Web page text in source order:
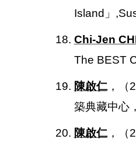
Island」
18. Chi-Jen
The BEST
19. 陳啟仁，（
築典藏中心
20. 陳啟仁，（